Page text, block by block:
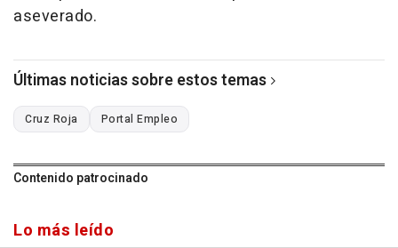
aseverado.
Últimas noticias sobre estos temas
Cruz Roja Portal Empleo
Contenido patrocinado
Lo más leído